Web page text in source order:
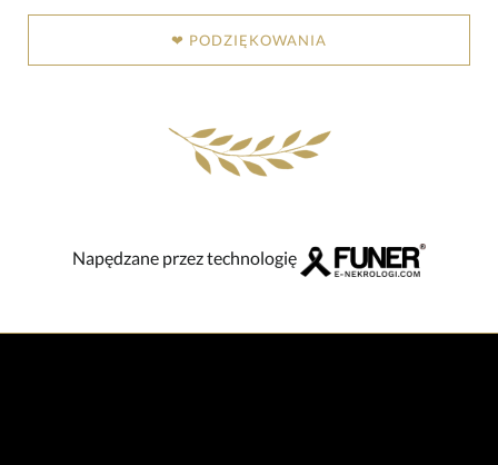
❤ PODZIĘKOWANIA
Napędzane przez technologię